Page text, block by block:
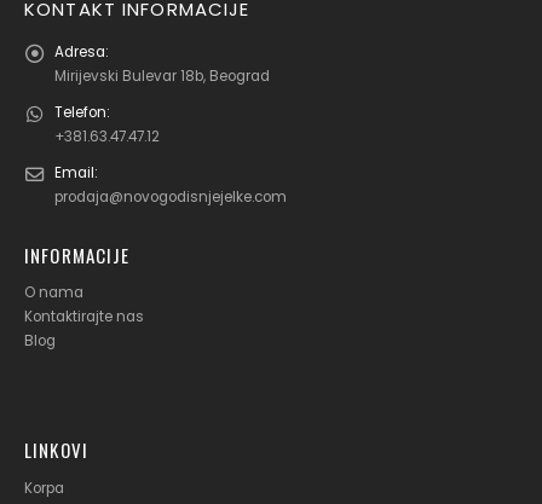
KONTAKT INFORMACIJE
Adresa:
Mirijevski Bulevar 18b, Beograd
Telefon:
+381.63.47.47.12
Email:
prodaja@novogodisnjejelke.com
INFORMACIJE
O nama
Kontaktirajte nas
Blog
LINKOVI
Korpa